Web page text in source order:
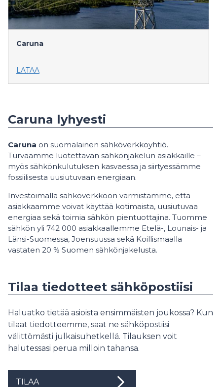
Caruna
LATAA
Caruna lyhyesti
Caruna on suomalainen sähköverkkoyhtiö.
Turvaamme luotettavan sähkönjakelun asiakkaille –
myös sähkönkulutuksen kasvaessa ja siirtyessämme
fossiilisesta uusiutuvaan energiaan.
Investoimalla sähköverkkoon varmistamme, että
asiakkaamme voivat käyttää kotimaista, uusiutuvaa
energiaa sekä toimia sähkön pientuottajina. Tuomme
sähkön yli 742 000 asiakkaallemme Etelä-, Lounais- ja
Länsi-Suomessa, Joensuussa sekä Koillismaalla
vastaten 20 % Suomen sähkönjakelusta.
Tilaa tiedotteet sähköpostiisi
Haluatko tietää asioista ensimmäisten joukossa? Kun
tilaat tiedotteemme, saat ne sähköpostiisi
välittömästi julkaisuhetkellä. Tilauksen voit
halutessasi perua milloin tahansa.
TILAA